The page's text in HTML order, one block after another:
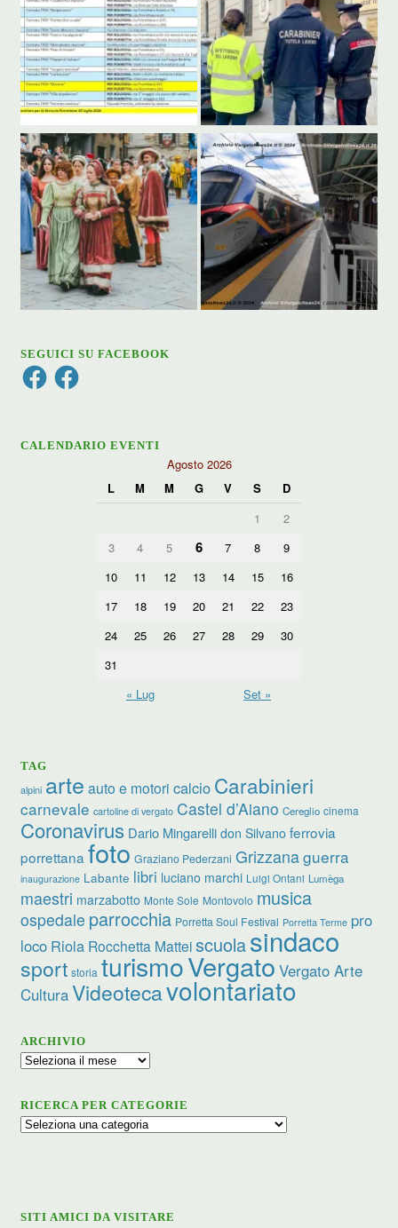
SEGUICI SU FACEBOOK
FacebookFacebook
CALENDARIO EVENTI
Agosto 2026
L
M M G V S
D
1
2
3
4 5 6 7 8
9
10
11 12 13 14 15
16
17
18 19 20 21 22
23
24
25 26 27 28 29
30
31
« Lug
Set »
TAG
alpini arte auto e motori calcio Carabinieri
carnevale cartoline di vergato Castel d’Aiano Cereglio cinema
Coronavirus Dario Mingarelli don Silvano ferrovia
porrettana foto Graziano Pederzani Grizzanaguerra
inaugurazione Labante libri luciano marchi Luigi Ontani Lumèga
maestri marzabotto Monte Sole Montovolo musica
ospedale parrocchia Porretta Soul Festival Porretta Terme pro
loco Riola Rocchetta Matteiscuolasindaco
sport storia turismoVergato Vergato Arte
CulturaVideotecavolontariato
ARCHIVIO
Archivio
RICERCA PER CATEGORIE
Ricerca
SITI AMICI DA VISITARE